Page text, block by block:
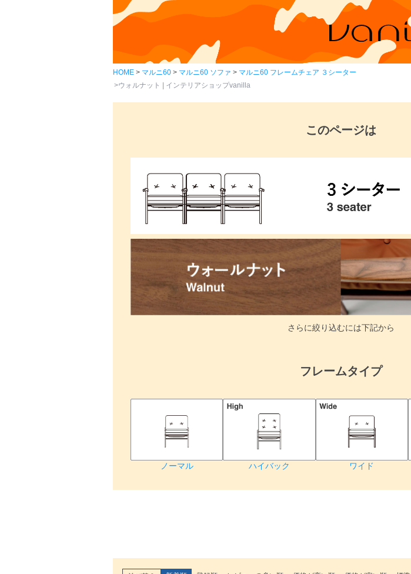
HOME マルニ60 マルニ60 ソファ
マルニ60 フレームチェア ３シーター
ウォルナット | インテリアショップvanilla
このページは
さらに絞り込むには下記から
フレームタイプ
ノーマル ハイバック ワイド
検索